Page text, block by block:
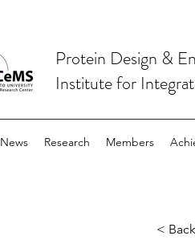
Protein Design &
Institute for
News Research Members
< Back